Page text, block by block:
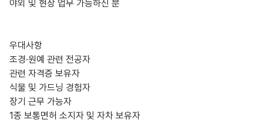
야외 및 현장 업무 가능하신 분
우대사항
조경·원예 관련 전공자
관련 자격증 보유자
식물 및 가드닝 경험자
장기 근무 가능자
1종 보통면허 소지자 및 자차 보유자